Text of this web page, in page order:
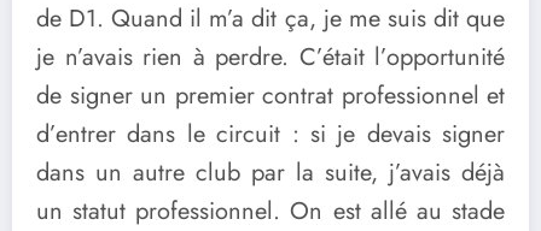
de D1. Quand il m’a dit ça, je me suis dit que
je n’avais rien à perdre. C’était l’opportunité
de signer un premier contrat professionnel et
d’entrer dans le circuit : si je devais signer
dans un autre club par la suite, j’avais déjà
un statut professionnel. On est allé au stade